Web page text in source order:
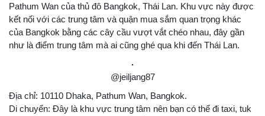
Pathum Wan của thủ đô Bangkok, Thái Lan. Khu vực này được
kết nối với các trung tâm và quận mua sắm quan trọng khác
của Bangkok bằng các cây cầu vượt vắt chéo nhau, đây gần
như là điểm trung tâm mà ai cũng ghé qua khi đến Thái Lan.
@jeiljang87
Địa chỉ: 10110 Dhaka, Pathum Wan, Bangkok.
Di chuyển: Đây là khu vực trung tâm nên bạn có thể đi taxi, tuk